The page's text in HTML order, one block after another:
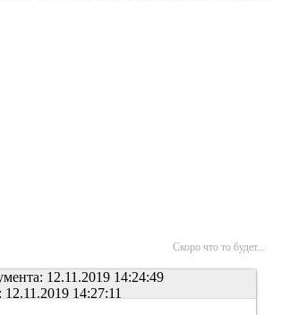
Скоро что то будет...
12.11.2019 14:24:49
14:27:11